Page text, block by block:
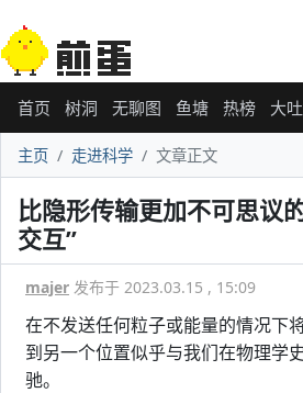
首页 树洞 无聊图 鱼塘 热榜 大
主页 走进科学 文章正文
比隐形传输更加不可思议
交互”
majer 发布于 2023.03.15 , 15:09
在不发送任何粒子或能量的情况下
到另一个位置似乎与我们在物理学
驰。